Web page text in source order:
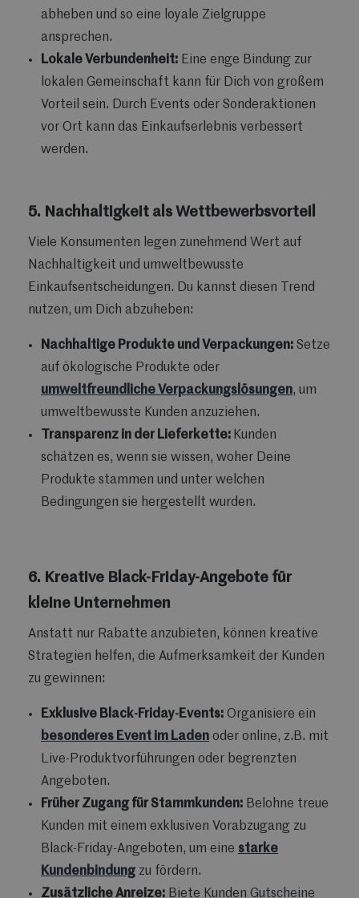
abheben und so eine loyale Zielgruppe
ansprechen.
Lokale Verbundenheit: Eine enge Bindung zur
lokalen Gemeinschaft kann für Dich von großem
Vorteil sein. Durch Events oder Sonderaktionen
vor Ort kann das Einkaufserlebnis verbessert
werden.
5. Nachhaltigkeit als Wettbewerbsvorteil
Viele Konsumenten legen zunehmend Wert auf
Nachhaltigkeit und umweltbewusste
Einkaufsentscheidungen. Du kannst diesen Trend
nutzen, um Dich abzuheben:
Nachhaltige Produkte und Verpackungen: Setze
auf ökologische Produkte oder
umweltfreundliche Verpackungslösungen, um
umweltbewusste Kunden anzuziehen.
Transparenz in der Lieferkette: Kunden
schätzen es, wenn sie wissen, woher Deine
Produkte stammen und unter welchen
Bedingungen sie hergestellt wurden.
6. Kreative Black-Friday-Angebote für
kleine Unternehmen
Anstatt nur Rabatte anzubieten, können kreative
Strategien helfen, die Aufmerksamkeit der Kunden
zu gewinnen:
Exklusive Black-Friday-Events: Organisiere ein
besonderes Event im Laden oder online, z.B. mit
Live-Produktvorführungen oder begrenzten
Angeboten.
Früher Zugang für Stammkunden: Belohne treue
Kunden mit einem exklusiven Vorabzugang zu
Black-Friday-Angeboten, um eine starke
Kundenbindung zu fördern.
Zusätzliche Anreize: Biete Kunden Gutscheine